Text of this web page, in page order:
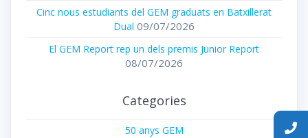
Cinc nous estudiants del GEM graduats en Batxillerat
Dual 09/07/2026
El GEM Report rep un dels premis Junior Report
08/07/2026
Categories
50 anys GEM